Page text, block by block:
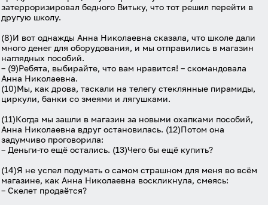
затерроризировал бедного Витьку, что тот решил перейти в
другую школу.
(8)И вот однажды Анна Николаевна сказала, что школе дали
много денег для оборудования, и мы отправились в магазин
наглядных пособий.
– (9)Ребята, выбирайте, что вам нравится! – скомандовала
Анна Николаевна.
(10)Мы, как дрова, таскали на телегу стеклянные пирамиды,
циркули, банки со змеями и лягушками.
(11)Когда мы зашли в магазин за новыми охапками пособий,
Анна Николаевна вдруг остановилась. (12)Потом она
задумчиво проговорила:
– Деньги-то ещё остались. (13)Чего бы ещё купить?
(14)Я не успел подумать о самом страшном для меня во всём
магазине, как Анна Николаевна воскликнула, смеясь:
– Скелет продаётся?